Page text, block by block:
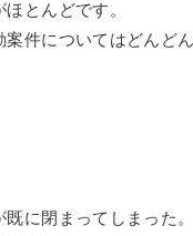
とんどです。
案件についてはどんど
に閉まってしまった。